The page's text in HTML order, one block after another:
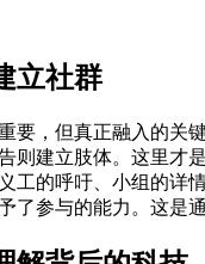
立社群
要，但真正融入的关
则建立肢体。这里才
工的呼吁、小组的详
了参与的能力。这是